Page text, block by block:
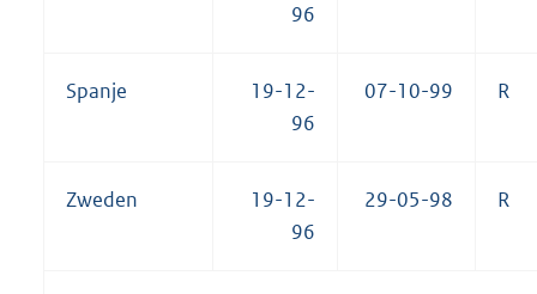
96
Spanje
19-12-
96
07-10-99 R
Zweden
19-12-
96
29-05-98 R